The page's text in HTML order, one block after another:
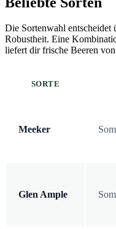
Die Sortenwahl entscheidet
Robustheit. Eine
liefert dir frische Beeren
SORTE
Meeker
Glen Ample